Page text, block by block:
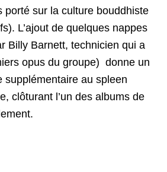
porté sur la culture bouddhiste
L’ajout de quelques nappes
Billy Barnett, technicien qui a
opus du groupe) donne un
supplémentaire au spleen
clôturant l’un des albums de